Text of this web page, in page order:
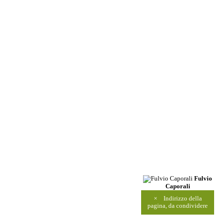
Fulvio
Caporali
×
Indirizzo della
pagina, da condividere